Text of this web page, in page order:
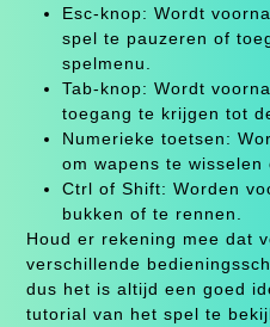
Esc-knop: Wordt
spel te pauzeren of
spelmenu.
Tab-knop: Wordt
toegang te krijgen tot
Numerieke toetsen:
om wapens te wisselen
Ctrl of Shift: Worden
bukken of te rennen.
Houd er rekening mee dat
verschillende
dus het is altijd een goed
tutorial van het spel te